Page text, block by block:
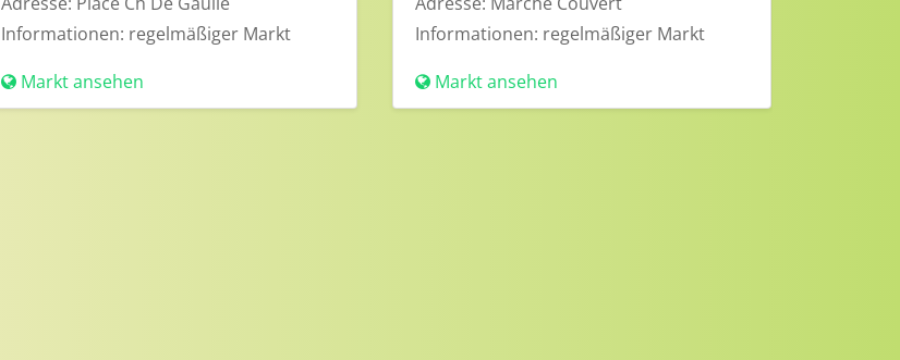
Informationen: regelmäßiger Markt
Markt ansehen
Informationen: regelmäßiger Markt
Markt ansehen